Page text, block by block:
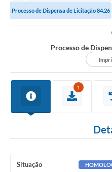
Processo de Dispensa de Licitação 84.26
Processo de
1
Situação